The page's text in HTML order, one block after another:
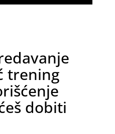
trening
dobiti